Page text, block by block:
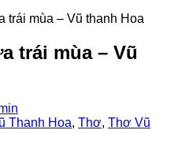
trái mùa – Vũ thanh Hoa
trái mùa – Vũ
Thanh Hoa, Thơ, Thơ Vũ